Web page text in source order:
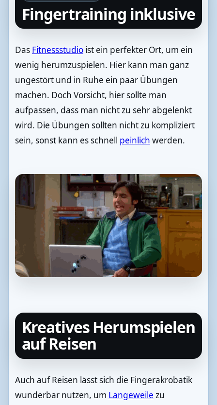
Fingertraining inklusive
Das Fitnessstudioist ein perfekter Ort, um ein
wenig herumzuspielen. Hier kann man ganz
ungestört und in Ruhe ein paar Übungen
machen. Doch Vorsicht, hier sollte man
aufpassen, dass man nicht zu sehr abgelenkt
wird. Die Übungen sollten nicht zu kompliziert
sein, sonst kann es schnell peinlich werden.
Kreatives Herumspielen
auf Reisen
Auch auf Reisen lässt sich die Fingerakrobatik
wunderbar nutzen, um Langeweile zu